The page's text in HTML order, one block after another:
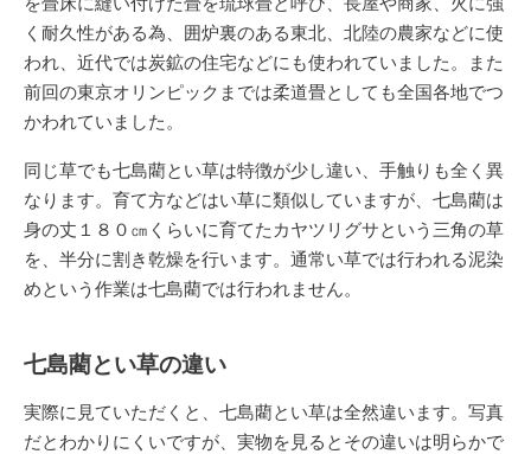
く耐久性がある為、囲炉裏のある東北、北陸の農家などに使
われ、近代では炭鉱の住宅などにも使われていました。また
前回の東京オリンピックまでは柔道畳としても全国各地でつ
かわれていました。
同じ草でも七島藺とい草は特徴が少し違い、手触りも全く異
なります。育て方などはい草に類似していますが、七島藺は
身の丈１８０㎝くらいに育てたカヤツリグサという三角の草
を、半分に割き乾燥を行います。通常い草では行われる泥染
めという作業は七島藺では行われません。
七島藺とい草の違い
実際に見ていただくと、七島藺とい草は全然違います。写真
だとわかりにくいですが、実物を見るとその違いは明らかで